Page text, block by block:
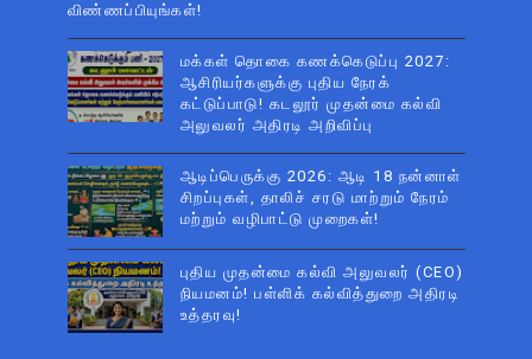
விண்ணப்பியுங்கள்!
மக்கள் தொகை கணக்கெடுப்பு 2027:
ஆசிரியர்களுக்கு புதிய நேரக்
கட்டுப்பாடு! கடலூர் முதன்மை கல்வி
அலுவலர் அதிரடி அறிவிப்பு
ஆடிப்பெருக்கு 2026: ஆடி 18 நன்னாள்
சிறப்புகள், தாலிச் சரடு மாற்றும் நேரம்
மற்றும் வழிபாட்டு முறைகள்!
புதிய முதன்மை கல்வி அலுவலர் (CEO)
நியமனம்! பள்ளிக் கல்வித்துறை அதிரடி
உத்தரவு!